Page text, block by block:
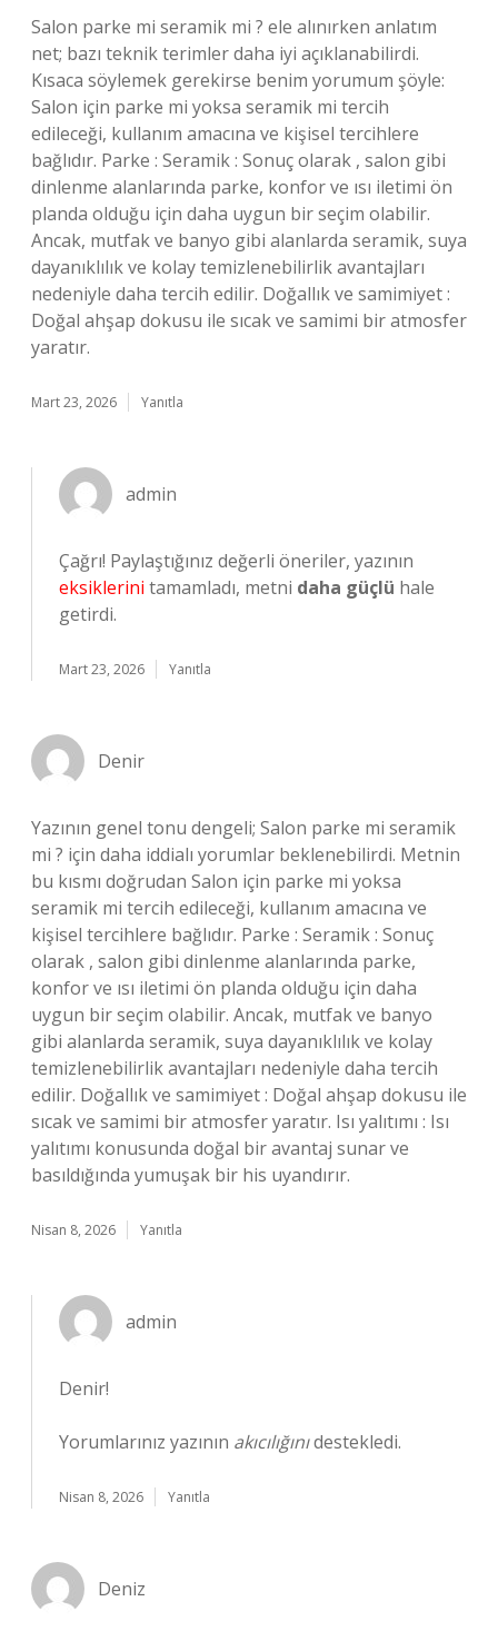
Salon parke mi seramik mi ? ele alınırken anlatım
net; bazı teknik terimler daha iyi açıklanabilirdi.
Kısaca söylemek gerekirse benim yorumum şöyle:
Salon için parke mi yoksa seramik mi tercih
edileceği, kullanım amacına ve kişisel tercihlere
bağlıdır. Parke : Seramik : Sonuç olarak , salon gibi
dinlenme alanlarında parke, konfor ve ısı iletimi ön
planda olduğu için daha uygun bir seçim olabilir.
Ancak, mutfak ve banyo gibi alanlarda seramik, suya
dayanıklılık ve kolay temizlenebilirlik avantajları
nedeniyle daha tercih edilir. Doğallık ve samimiyet :
Doğal ahşap dokusu ile sıcak ve samimi bir atmosfer
yaratır.
Mart 23, 2026 Yanıtla
admin
Çağrı! Paylaştığınız değerli öneriler, yazının
eksiklerini tamamladı, metni daha güçlü hale
getirdi.
Mart 23, 2026 Yanıtla
Denir
Yazının genel tonu dengeli; Salon parke mi seramik
mi ? için daha iddialı yorumlar beklenebilirdi. Metnin
bu kısmı doğrudan Salon için parke mi yoksa
seramik mi tercih edileceği, kullanım amacına ve
kişisel tercihlere bağlıdır. Parke : Seramik : Sonuç
olarak , salon gibi dinlenme alanlarında parke,
konfor ve ısı iletimi ön planda olduğu için daha
uygun bir seçim olabilir. Ancak, mutfak ve banyo
gibi alanlarda seramik, suya dayanıklılık ve kolay
temizlenebilirlik avantajları nedeniyle daha tercih
edilir. Doğallık ve samimiyet : Doğal ahşap dokusu ile
sıcak ve samimi bir atmosfer yaratır. Isı yalıtımı : Isı
yalıtımı konusunda doğal bir avantaj sunar ve
basıldığında yumuşak bir his uyandırır.
Nisan 8, 2026 Yanıtla
admin
Denir!
Yorumlarınız yazının akıcılığınıdestekledi.
Nisan 8, 2026 Yanıtla
Deniz